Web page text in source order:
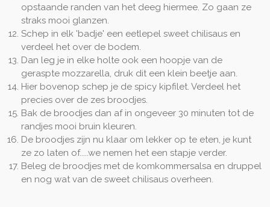
opstaande randen van het deeg hiermee. Zo gaan ze
straks mooi glanzen.
Schep in elk 'badje' een eetlepel sweet chilisaus en
verdeel het over de bodem.
Dan leg je in elke holte ook een hoopje van de
geraspte mozzarella, druk dit een klein beetje aan.
Hier bovenop schep je de spicy kipfilet. Verdeel het
precies over de zes broodjes.
Bak de broodjes dan af in ongeveer 30 minuten tot de
randjes mooi bruin kleuren.
De broodjes zijn nu klaar om lekker op te eten, je kunt
ze zo laten of.....we nemen het een stapje verder.
Beleg de broodjes met de komkommersalsa en druppel
en nog wat van de sweet chilisaus overheen.